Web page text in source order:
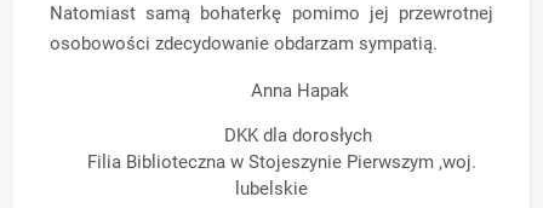
Natomiast samą bohaterkę pomimo jej przewrotnej
osobowości zdecydowanie obdarzam sympatią.
Anna Hapak
DKK dla dorosłych
Filia Biblioteczna w Stojeszynie Pierwszym ,woj.
lubelskie